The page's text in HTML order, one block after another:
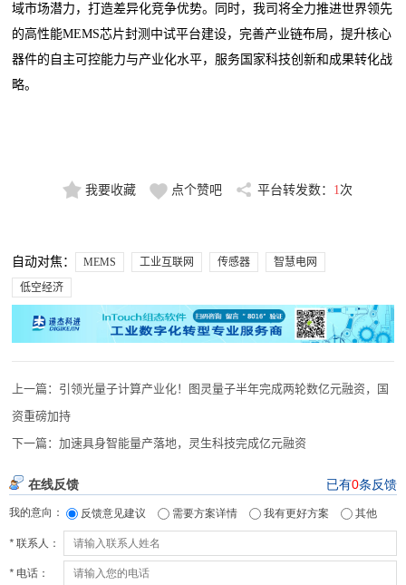
域市场潜力，打造差异化竞争优势。同时，我司将全力推进世界领先
的高性能MEMS芯片封测中试平台建设，完善产业链布局，提升核心
器件的自主可控能力与产业化水平，服务国家科技创新和成果转化战
略。
我要收藏 点个赞吧 平台转发数： 1 次
自动对焦： MEMS 工业互联网 传感器
智慧电网
低空经济
上一篇： 引领光量子计算产业化！图灵量子半年完成两轮数亿元融资，国
资重磅加持
下一篇：加速具身智能量产落地，灵生科技完成亿元融资